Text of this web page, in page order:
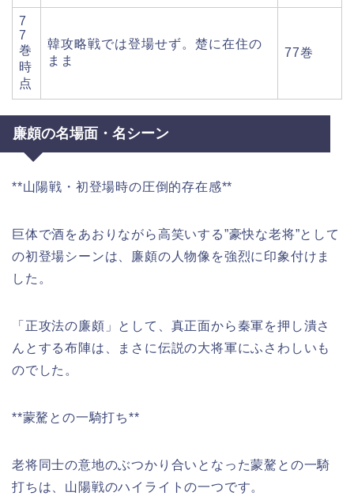
7
7
巻
時
点
韓攻略戦では登場せず。楚に在住の
まま
77巻
廉頗の名場面・名シーン
**山陽戦・初登場時の圧倒的存在感**
巨体で酒をあおりながら高笑いする”豪快な老将”として
の初登場シーンは、廉頗の人物像を強烈に印象付けま
した。
「正攻法の廉頗」として、真正面から秦軍を押し潰さ
んとする布陣は、まさに伝説の大将軍にふさわしいも
のでした。
**蒙驁との一騎打ち**
老将同士の意地のぶつかり合いとなった蒙驁との一騎
打ちは、山陽戦のハイライトの一つです。